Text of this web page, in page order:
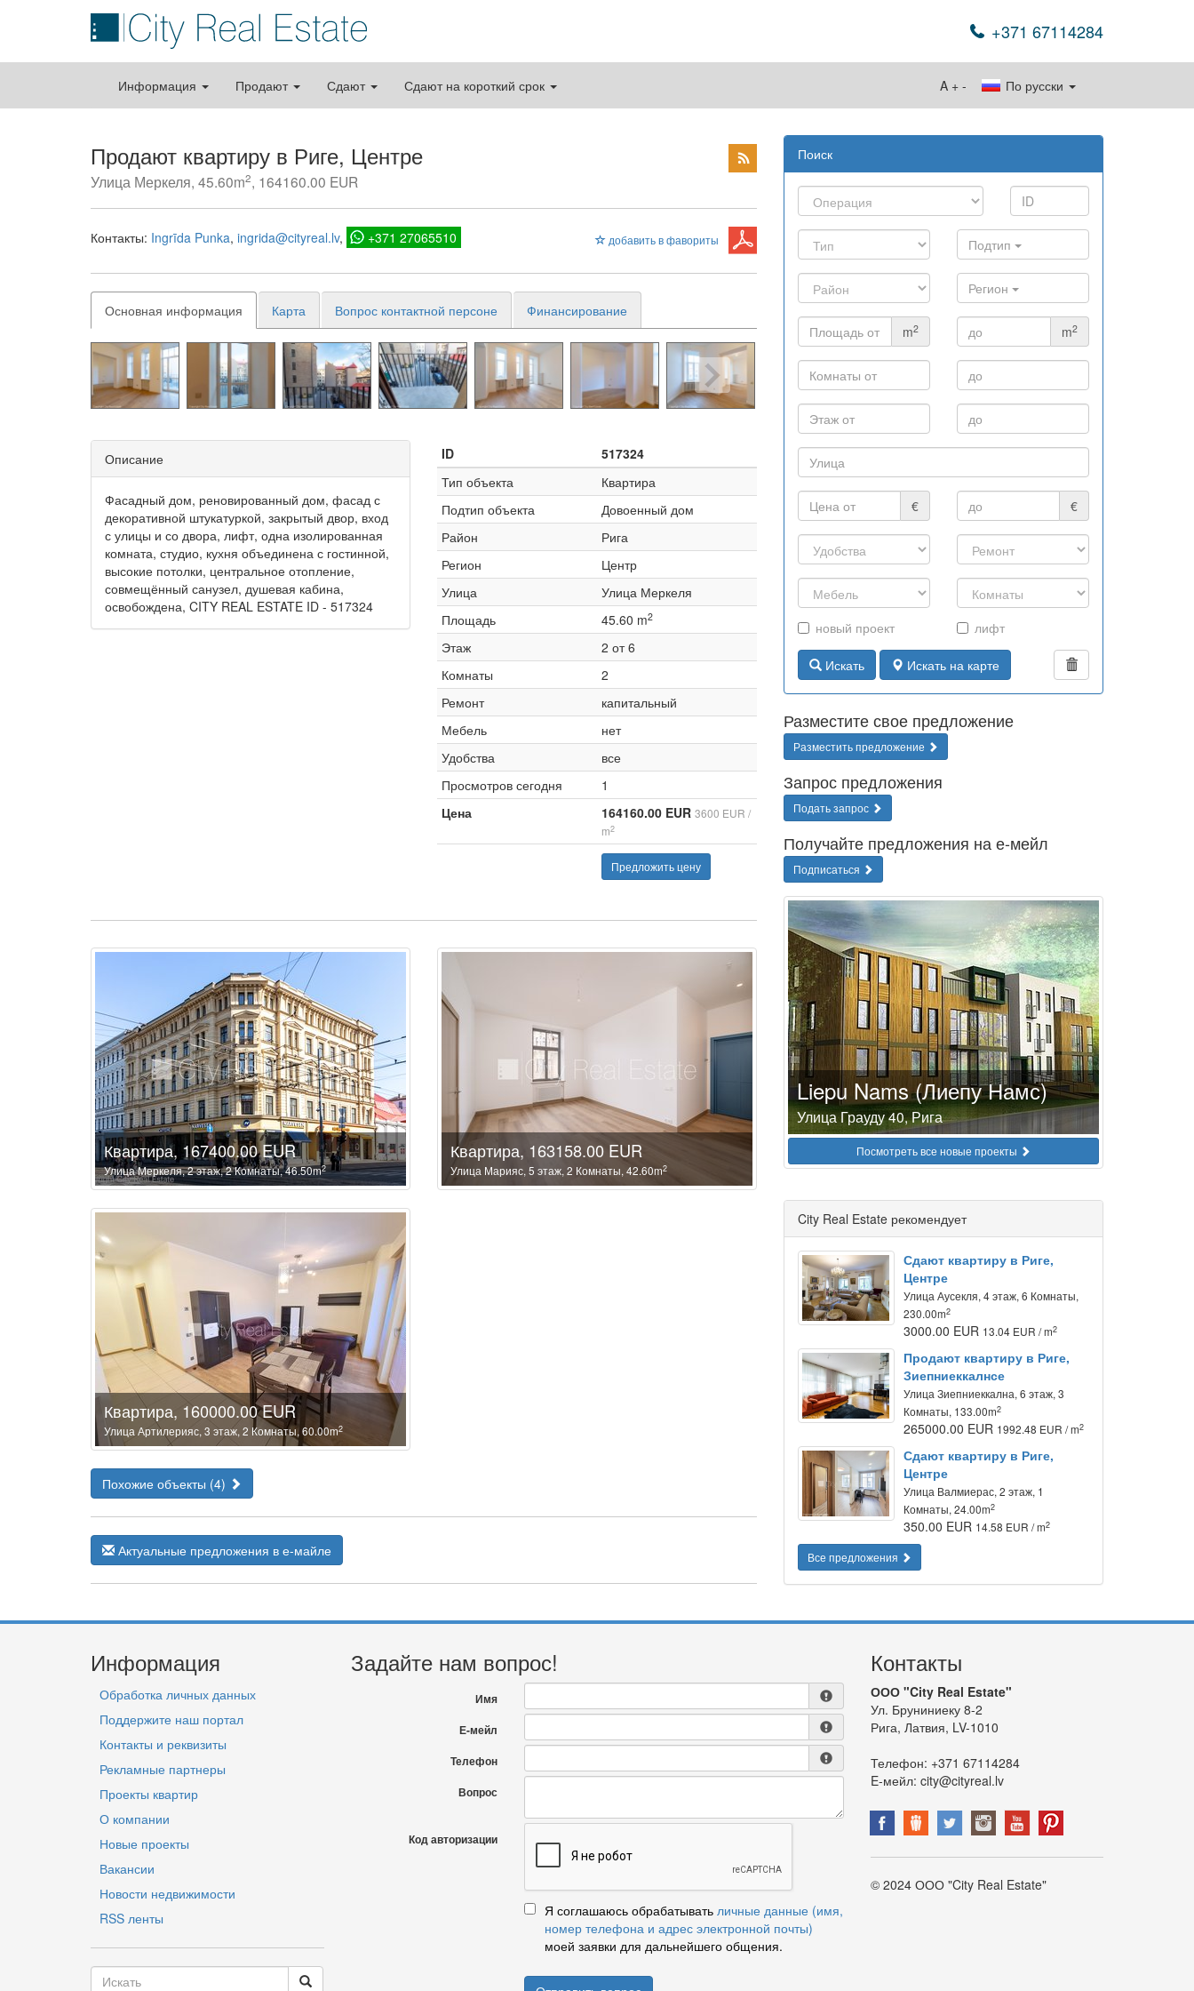
+371 67114284
Информация Продают Сдают Сдают на короткий срок По русски
A + -
Продают квартиру в Риге, Центре
Улица Меркеля, 45.60m2, 164160.00 EUR
добавить в фавориты
Контакты: Ingrīda Punka ingrida@cityreal.lv +371 27065510
Основная информация Карта Вопрос контактной персоне Финансирование
Описание
Фасадный дом, реновированный дом, фасад с
декоративной штукатуркой, закрытый двор, вход
с улицы и со двора, лифт, одна изолированная
комната, студио, кухня объединена с гостинной,
высокие потолки, центральное отопление,
совмещённый санузел, душевая кабина,
освобождена, CITY REAL ESTATE ID - 517324
ID
517324
Тип объекта
Квартира
Подтип объекта
Довоенный дом
Район
Рига
Регион
Центр
Улица
Улица Меркеля
Площадь
45.60 m2
Этаж
2 от 6
Комнаты
2
Ремонт
капитальный
Мебель
нет
Удобства
все
Просмотров сегодня
1
Цена
164160.00 EUR 3600 EUR /
m2
Предложить цену
Квартира, 167400.00 EUR
Улица Меркеля, 2 этаж, 2 Комнаты, 46.50m2
Квартира, 163158.00 EUR
Улица Марияс, 5 этаж, 2 Комнаты, 42.60m2
Квартира, 160000.00 EUR
Улица Артилерияс, 3 этаж, 2 Комнаты, 60.00m2
Похожие объекты (4)
Актуальные предложения в е-майле
Поиск
Подтип
Регион
m2 m2
€ €
новый проект лифт
Искать Искать на карте
Разместите свое предложение
Разместить предложение
Запрос предложения
Подать запрос
Получайте предложения на е-мейл
Подписаться
Liepu Nams (Лиепу Намс)
Улица Грауду 40, Рига
Посмотреть все новые проекты
City Real Estate рекомендует
Сдают квартиру в Риге,
Центре
Улица Аусекля, 4 этаж, 6 Комнаты,
230.00m2
3000.00 EUR 13.04 EUR / m2
Продают квартиру в Риге,
Зиепниеккалнсе
Улица Зиепниеккална, 6 этаж, 3
Комнаты, 133.00m2
265000.00 EUR 1992.48 EUR / m2
Сдают квартиру в Риге,
Центре
Улица Валмиерас, 2 этаж, 1
Комнаты, 24.00m2
350.00 EUR 14.58 EUR / m2
Все предложения
Информация
Обработка личных данных
Поддержите наш портал
Контакты и реквизиты
Рекламные партнеры
Проекты квартир
О компании
Новые проекты
Вакансии
Новости недвижимости
RSS ленты
Задайте нам вопрос!
Имя
Е-мейл
Телефон
Вопрос
Код авторизации
Я соглашаюсь обрабатывать личные данные (имя,
номер телефона и адрес электронной почты)
моей заявки для дальнейшего общения.
Контакты
ООО "City Real Estate"
Ул. Бруниниеку 8-2
Рига, Латвия, LV-1010
Телефон: +371 67114284
E-мейл: city@cityreal.lv
© 2024 ООО "City Real Estate"